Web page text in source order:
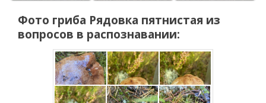
Фото гриба Рядовка пятнистая из
вопросов в распознавании: